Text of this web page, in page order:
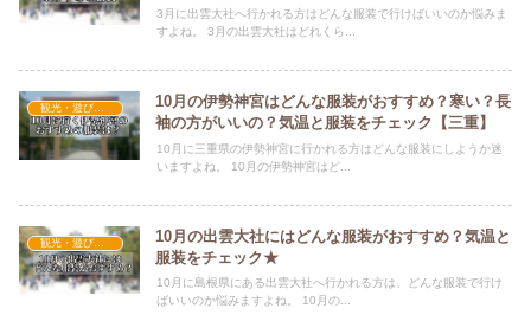
3月に出雲大社へ行かれる方はどんな服装で行けばいいのか悩みま
すよね。 3月の出雲大社はどれくら...
10月の伊勢神宮はどんな服装がおすすめ？寒い？長
袖の方がいいの？気温と服装をチェック【三重】
10月に三重県の伊勢神宮に行かれる方はどんな服装にしようか迷
いますよね。 10月の伊勢神宮はど...
10月の出雲大社にはどんな服装がおすすめ？気温と
服装をチェック★
10月に島根県にある出雲大社へ行かれる方は、どんな服装で行け
ばいいのか悩みますよね。 10月の...